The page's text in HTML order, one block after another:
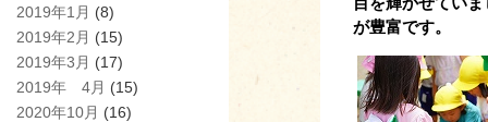
2019年1月 (8)
2019年2月 (15)
2019年3月 (17)
2019年 4月 (15)
2020年10月 (16)
が豊富です。